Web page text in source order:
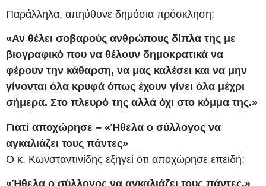
Παράλληλα, απηύθυνε δημόσια πρόσκληση:
«Αν θέλει σοβαρούς ανθρώπους δίπλα της με
βιογραφικό που να θέλουν δημοκρατικά να
φέρουν την κάθαρση, να μας καλέσει και να μην
γίνονται όλα κρυφά όπως έχουν γίνει όλα μέχρι
σήμερα. Στο πλευρό της αλλά όχι στο κόμμα της.»
Γιατί αποχώρησε – «Ήθελα ο σύλλογος να
αγκαλιάζει τους πάντες»
Ο κ. Κωνσταντινίδης εξηγεί ότι αποχώρησε επειδή: